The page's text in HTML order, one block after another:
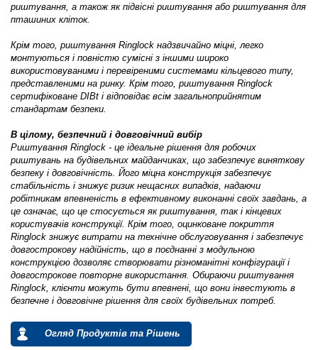
риштування, а також як підвісні риштування або риштування для
пташиних кліток.
Крім того, риштування Ringlock надзвичайно міцні, легко
монтуються і повністю сумісні з іншими широко
використовуваними і перевіреними системами кільцевого типу,
представленими на ринку. Крім того, риштування Ringlock
сертифіковане DIBt і відповідає всім загальноприйнятим
стандартам безпеки.
В цілому, безпечний і довговічний вибір
Риштування Ringlock - це ідеальне рішення для робочих
риштувань на будівельних майданчиках, що забезпечує виняткову
безпеку і довговічність. Його міцна конструкція забезпечує
стабільність і знижує ризик нещасних випадків, надаючи
робітникам впевненість в ефективному виконанні своїх завдань, а
це означає, що це стосується як риштування, так і кінцевих
користувачів конструкції. Крім того, оцинковане покриття
Ringlock знижує витрати на технічне обслуговування і забезпечує
довгострокову надійність, що в поєднанні з модульною
конструкцією дозволяє створювати різноманітні конфігурації і
довгострокове повторне використання. Обираючи риштування
Ringlock, клієнти можуть бути впевнені, що вони інвестують в
безпечне і довговічне рішення для своїх будівельних потреб.
Огляд Продуктів та Рішень